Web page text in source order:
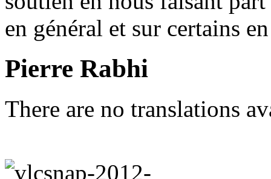
en général et sur certains
Pierre Rabhi
There are no translations